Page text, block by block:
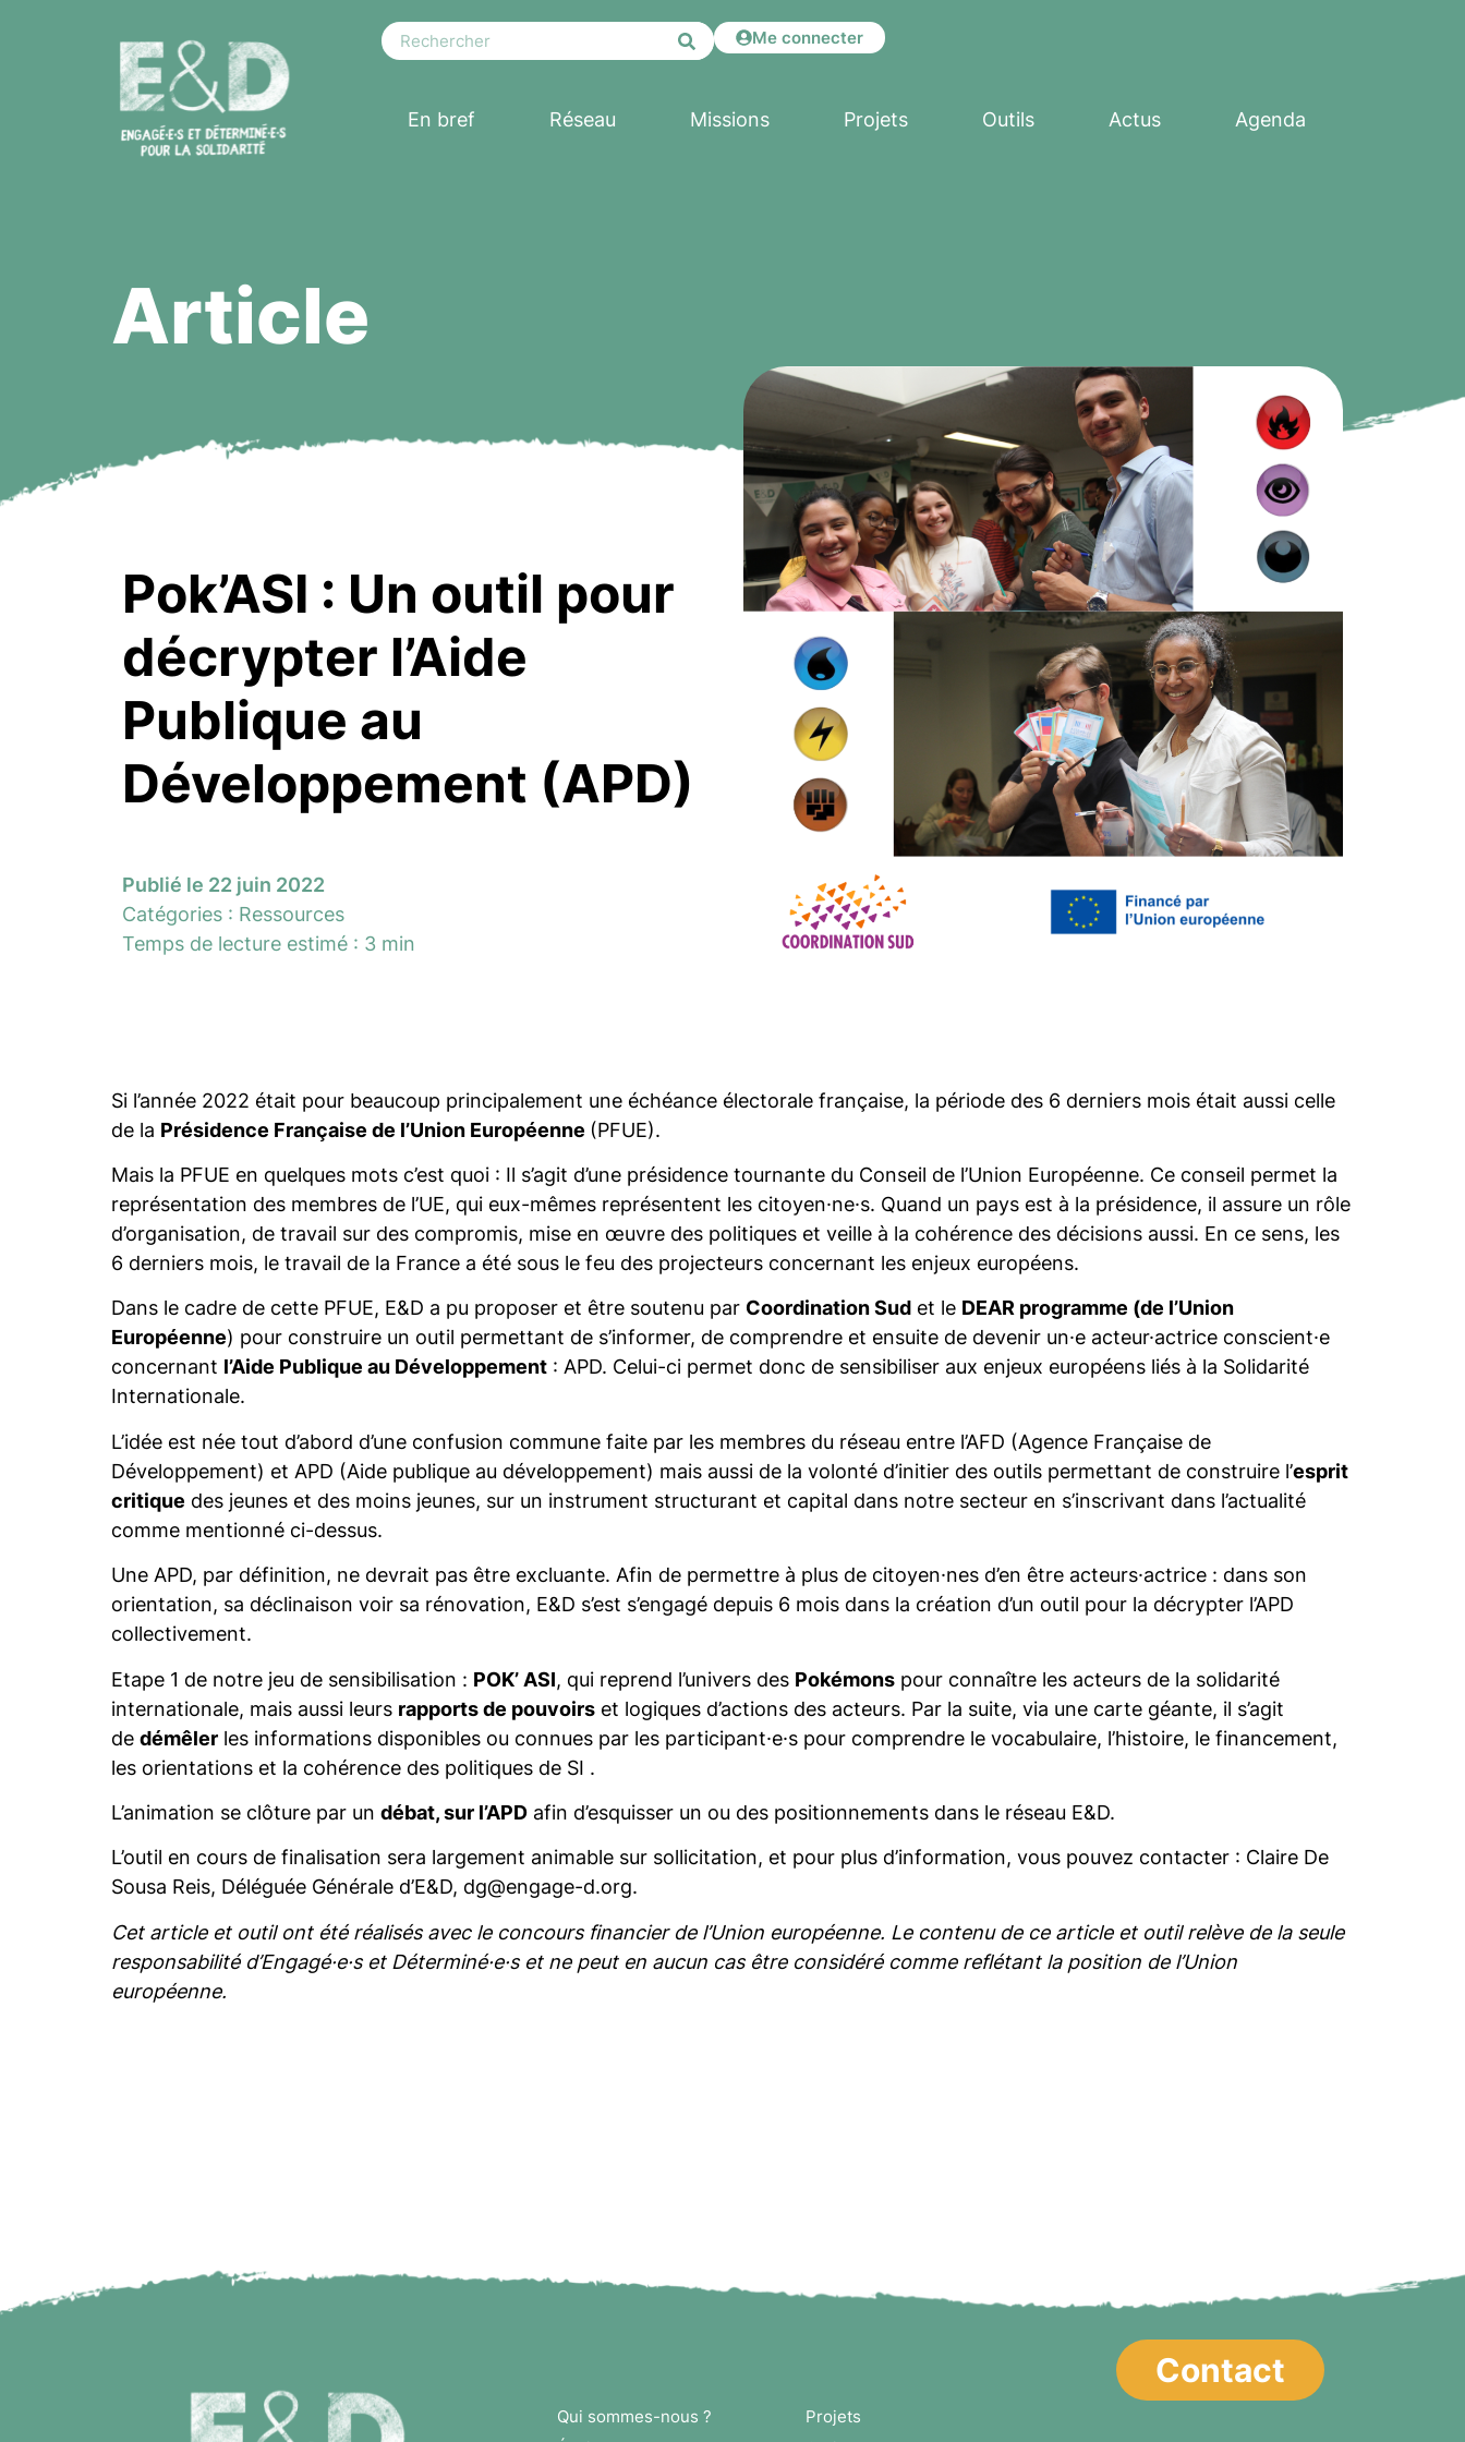
Me connecter
En bref Réseau Missions Projets Outils Actus Agenda
Article
Pok’ASI : Un outil pour
décrypter l’Aide
Publique au
Développement (APD)
Publié le 22 juin 2022
Catégories : Ressources
Temps de lecture estimé : 3 min
Si l’année 2022 était pour beaucoup principalement une échéance électorale française, la période des 6 derniers mois était aussi celle
de la Présidence Française de l’Union Européenne (PFUE).
Mais la PFUE en quelques mots c’est quoi : Il s’agit d’une présidence tournante du Conseil de l’Union Européenne. Ce conseil permet la
représentation des membres de l’UE, qui eux-mêmes représentent les citoyen·ne·s. Quand un pays est à la présidence, il assure un rôle
d’organisation, de travail sur des compromis, mise en œuvre des politiques et veille à la cohérence des décisions aussi. En ce sens, les
6 derniers mois, le travail de la France a été sous le feu des projecteurs concernant les enjeux européens.
Dans le cadre de cette PFUE, E&D a pu proposer et être soutenu par Coordination Sud et le DEAR programme (de l’Union
Européenne) pour construire un outil permettant de s’informer, de comprendre et ensuite de devenir un·e acteur·actrice conscient·e
concernant l’Aide Publique au Développement : APD. Celui-ci permet donc de sensibiliser aux enjeux européens liés à la Solidarité
Internationale.
L’idée est née tout d’abord d’une confusion commune faite par les membres du réseau entre l’AFD (Agence Française de
Développement) et APD (Aide publique au développement) mais aussi de la volonté d’initier des outils permettant de construire l’esprit
critique des jeunes et des moins jeunes, sur un instrument structurant et capital dans notre secteur en s’inscrivant dans l’actualité
comme mentionné ci-dessus.
Une APD, par définition, ne devrait pas être excluante. Afin de permettre à plus de citoyen·nes d’en être acteurs·actrice : dans son
orientation, sa déclinaison voir sa rénovation, E&D s’est s’engagé depuis 6 mois dans la création d’un outil pour la décrypter l’APD
collectivement.
Etape 1 de notre jeu de sensibilisation : POK’ ASI, qui reprend l’univers des Pokémons pour connaître les acteurs de la solidarité
internationale, mais aussi leurs rapports de pouvoirs et logiques d’actions des acteurs. Par la suite, via une carte géante, il s’agit
de démêler les informations disponibles ou connues par les participant·e·s pour comprendre le vocabulaire, l’histoire, le financement,
les orientations et la cohérence des politiques de SI .
L’animation se clôture par un débat, sur l’APD afin d’esquisser un ou des positionnements dans le réseau E&D.
L’outil en cours de finalisation sera largement animable sur sollicitation, et pour plus d’information, vous pouvez contacter : Claire De
Sousa Reis, Déléguée Générale d’E&D, dg@engage-d.org.
Cet article et outil ont été réalisés avec le concours financier de l’Union européenne. Le contenu de ce article et outil relève de la seule
responsabilité d’Engagé·e·s et Déterminé·e·s et ne peut en aucun cas être considéré comme reflétant la position de l’Union
européenne.
Qui sommes-nous ?
Projets
Contact